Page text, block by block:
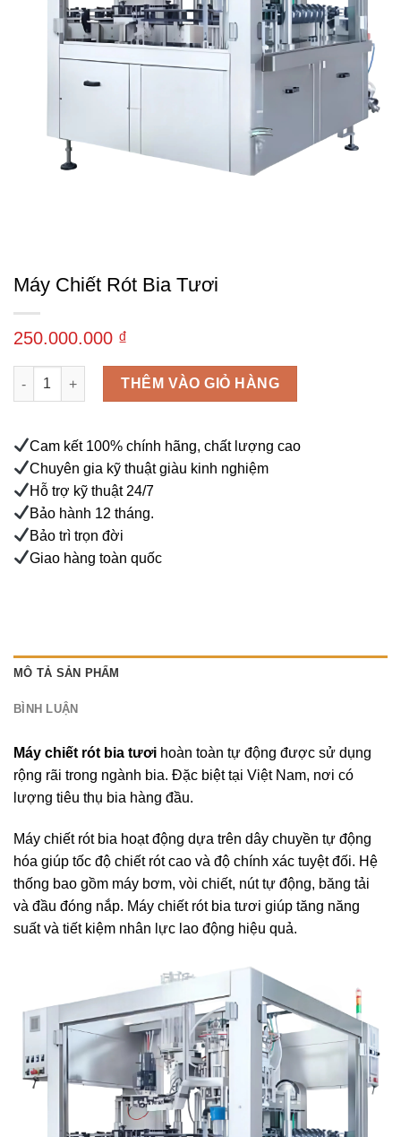
Máy Chiết Rót Bia Tươi
250.000.000 ₫
Máy chiết rót bia tươi số lượng
THÊM VÀO GIỎ HÀNG
Cam kết 100% chính hãng, chất lượng cao
Chuyên gia kỹ thuật giàu kinh nghiệm
Hỗ trợ kỹ thuật 24/7
Bảo hành 12 tháng.
Bảo trì trọn đời
Giao hàng toàn quốc
MÔ TẢ SẢN PHẨM
BÌNH LUẬN
Máy chiết rót bia tươi hoàn toàn tự động được sử dụng
rộng rãi trong ngành bia. Đặc biệt tại Việt Nam, nơi có
lượng tiêu thụ bia hàng đầu.
Máy chiết rót bia hoạt động dựa trên dây chuyền tự động
hóa giúp tốc độ chiết rót cao và độ chính xác tuyệt đối. Hệ
thống bao gồm máy bơm, vòi chiết, nút tự động, băng tải
và đầu đóng nắp. Máy chiết rót bia tươi giúp tăng năng
suất và tiết kiệm nhân lực lao động hiệu quả.